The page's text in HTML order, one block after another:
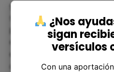
generosos con los demás.
simple como dar un poco
panhandler en la calle o
está pasando por un
estar dispuestos a dar lo
que el verdadero tesoro
¿Nos
sigan
versículos
Con una